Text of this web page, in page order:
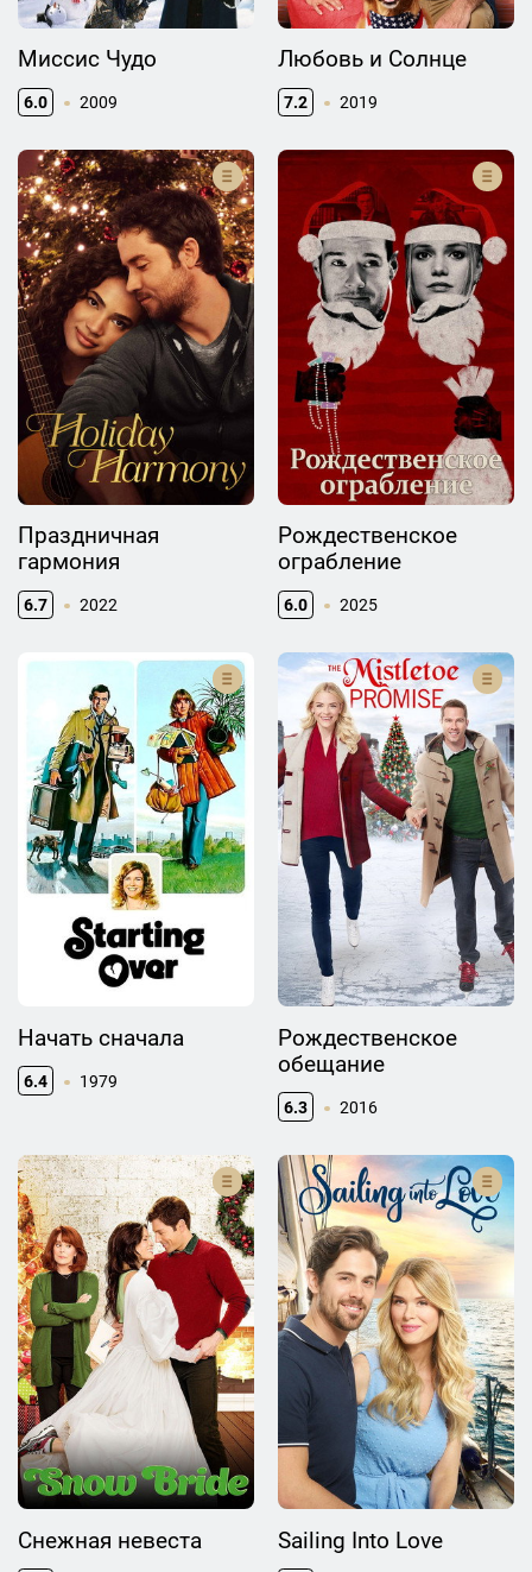
Миссис Чудо
6.0 2009
Любовь и Солнце
7.2 2019
Праздничная
гармония
6.7 2022
Рождественское
ограбление
6.0 2025
Начать сначала
6.4 1979
Рождественское
обещание
6.3 2016
Снежная невеста Sailing Into Love